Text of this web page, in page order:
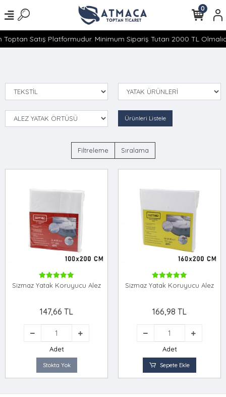
Satış Platformudur. Minimum Sipariş Tutarı 2000 TL
0
Ürünleri Listele
Filtreleme Sıralama
Sizmaz Yatak Koruyucu Alez
147,66 TL
Adet
Stokta Yok
Sizmaz Yatak Koruyucu Alez
166,98 TL
Adet
Sepete Ekle